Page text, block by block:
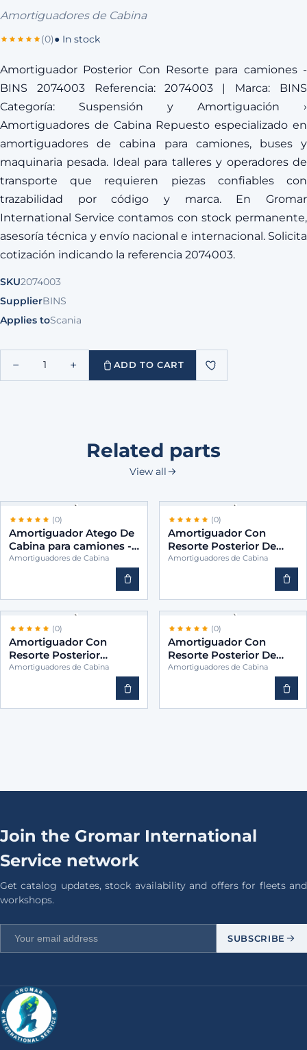
Amortiguadores de Cabina
(0)● In stock
Amortiguador Posterior Con Resorte para camiones -
BINS 2074003 Referencia: 2074003 | Marca: BINS
Categoría: Suspensión y Amortiguación ›
Amortiguadores de Cabina Repuesto especializado en
amortiguadores de cabina para camiones, buses y
maquinaria pesada. Ideal para talleres y operadores de
transporte que requieren piezas confiables con
trazabilidad por código y marca. En Gromar
International Service contamos con stock permanente,
asesoría técnica y envío nacional e internacional. Solicita
cotización indicando la referencia 2074003.
SKU2074003
SupplierBINS
Applies toScania
− 1 + ADD TO CART
Related parts
View all
(0)
Amortiguador Atego De
Cabina para camiones -
BINS 9583170203
Amortiguadores de Cabina
(0)
Amortiguador Con
Resorte Posterior De
Cabina para camiones -
Amortiguadores de Cabina
(0)
Amortiguador Con
Resorte Posterior
Vertical Cabina para
Amortiguadores de Cabina
(0)
Amortiguador Con
Resorte Posterior De
Cabina para camiones -
Amortiguadores de Cabina
Join the Gromar International
Service network
Get catalog updates, stock availability and offers for fleets and
workshops.
SUBSCRIBE